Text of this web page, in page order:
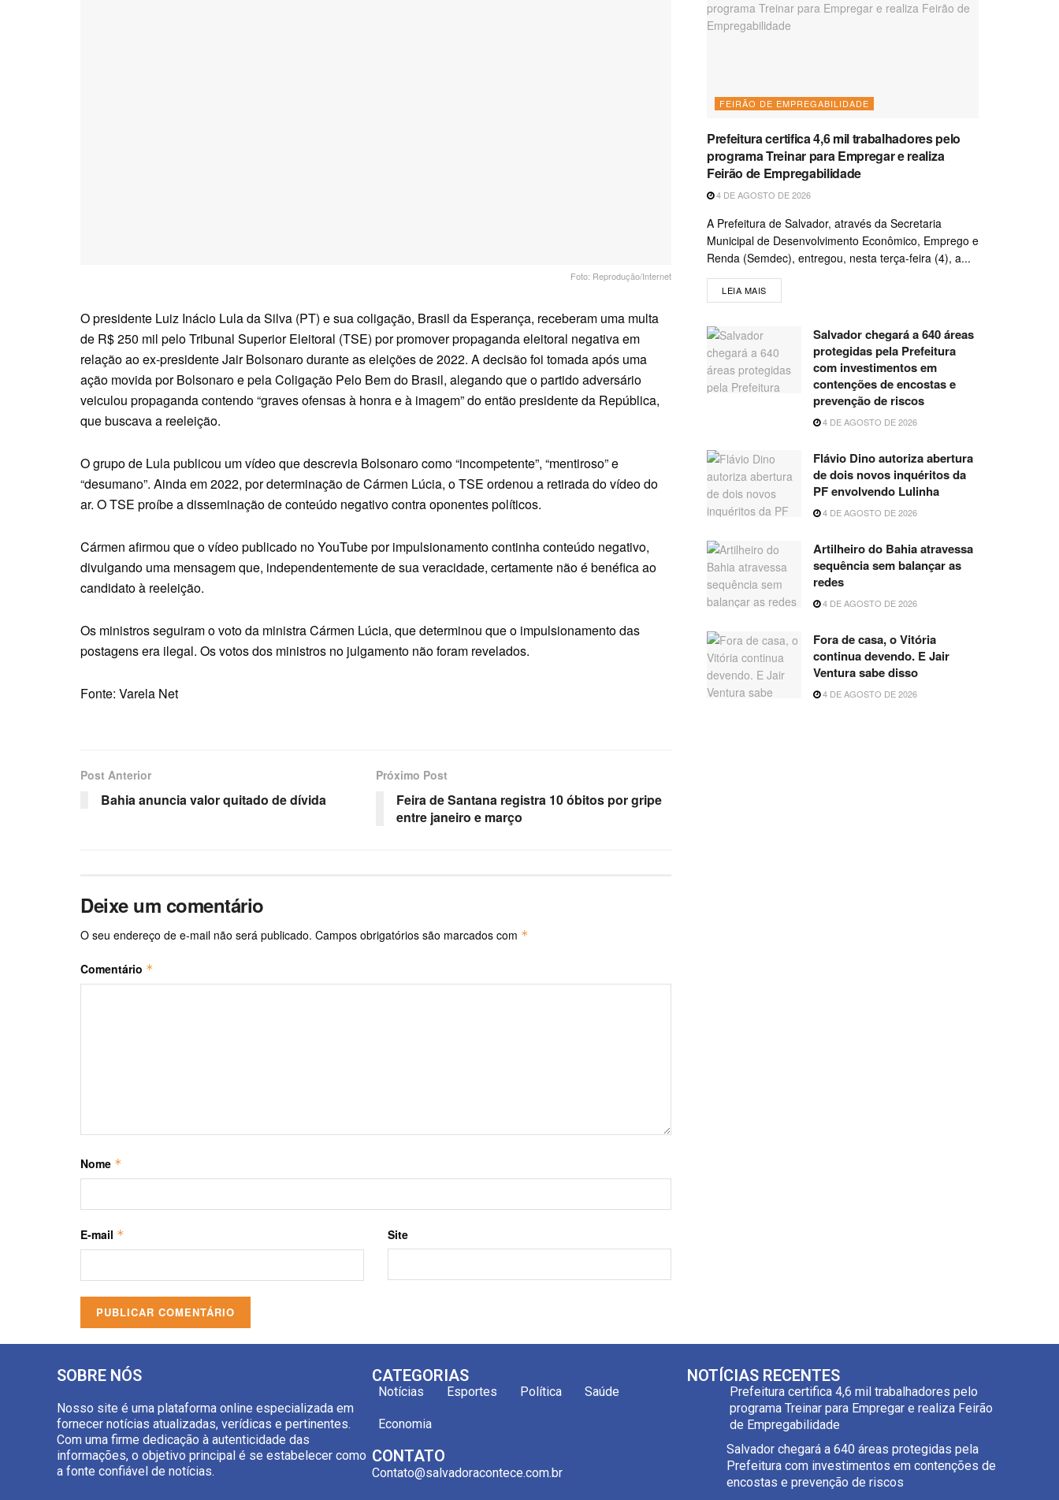
Foto: Reprodução/Internet
O presidente Luiz Inácio Lula da Silva (PT) e sua coligação, Brasil da Esperança, receberam uma multa
de R$ 250 mil pelo Tribunal Superior Eleitoral (TSE) por promover propaganda eleitoral negativa em
relação ao ex-presidente Jair Bolsonaro durante as eleições de 2022. A decisão foi tomada após uma
ação movida por Bolsonaro e pela Coligação Pelo Bem do Brasil, alegando que o partido adversário
veiculou propaganda contendo “graves ofensas à honra e à imagem” do então presidente da República,
que buscava a reeleição.
O grupo de Lula publicou um vídeo que descrevia Bolsonaro como “incompetente”, “mentiroso” e
“desumano”. Ainda em 2022, por determinação de Cármen Lúcia, o TSE ordenou a retirada do vídeo do
ar. O TSE proíbe a disseminação de conteúdo negativo contra oponentes políticos.
Cármen afirmou que o vídeo publicado no YouTube por impulsionamento continha conteúdo negativo,
divulgando uma mensagem que, independentemente de sua veracidade, certamente não é benéfica ao
candidato à reeleição.
Os ministros seguiram o voto da ministra Cármen Lúcia, que determinou que o impulsionamento das
postagens era ilegal. Os votos dos ministros no julgamento não foram revelados.
Fonte: Varela Net
Post Anterior
Bahia anuncia valor quitado de dívida
Próximo Post
Feira de Santana registra 10 óbitos por gripe
entre janeiro e março
Deixe um comentário
O seu endereço de e-mail não será publicado. Campos obrigatórios são marcados com *
Comentário *
Nome *
E-mail * Site
FEIRÃO DE EMPREGABILIDADE
Prefeitura certifica 4,6 mil trabalhadores pelo
programa Treinar para Empregar e realiza
Feirão de Empregabilidade
4 DE AGOSTO DE 2026
A Prefeitura de Salvador, através da Secretaria
Municipal de Desenvolvimento Econômico, Emprego e
Renda (Semdec), entregou, nesta terça-feira (4), a...
LEIA MAIS
Salvador chegará a 640 áreas
protegidas pela Prefeitura
com investimentos em
contenções de encostas e
prevenção de riscos
4 DE AGOSTO DE 2026
Flávio Dino autoriza abertura
de dois novos inquéritos da
PF envolvendo Lulinha
4 DE AGOSTO DE 2026
Artilheiro do Bahia atravessa
sequência sem balançar as
redes
4 DE AGOSTO DE 2026
Fora de casa, o Vitória
continua devendo. E Jair
Ventura sabe disso
4 DE AGOSTO DE 2026
SOBRE NÓS
Nosso site é uma plataforma online especializada em
fornecer notícias atualizadas, verídicas e pertinentes.
Com uma firme dedicação à autenticidade das
informações, o objetivo principal é se estabelecer como
a fonte confiável de notícias.
CATEGORIAS
Notícias Esportes Política Saúde
Economia
CONTATO
Contato@salvadoracontece.com.br
NOTÍCIAS RECENTES
Prefeitura certifica 4,6 mil trabalhadores pelo
programa Treinar para Empregar e realiza Feirão
de Empregabilidade
Salvador chegará a 640 áreas protegidas pela
Prefeitura com investimentos em contenções de
encostas e prevenção de riscos